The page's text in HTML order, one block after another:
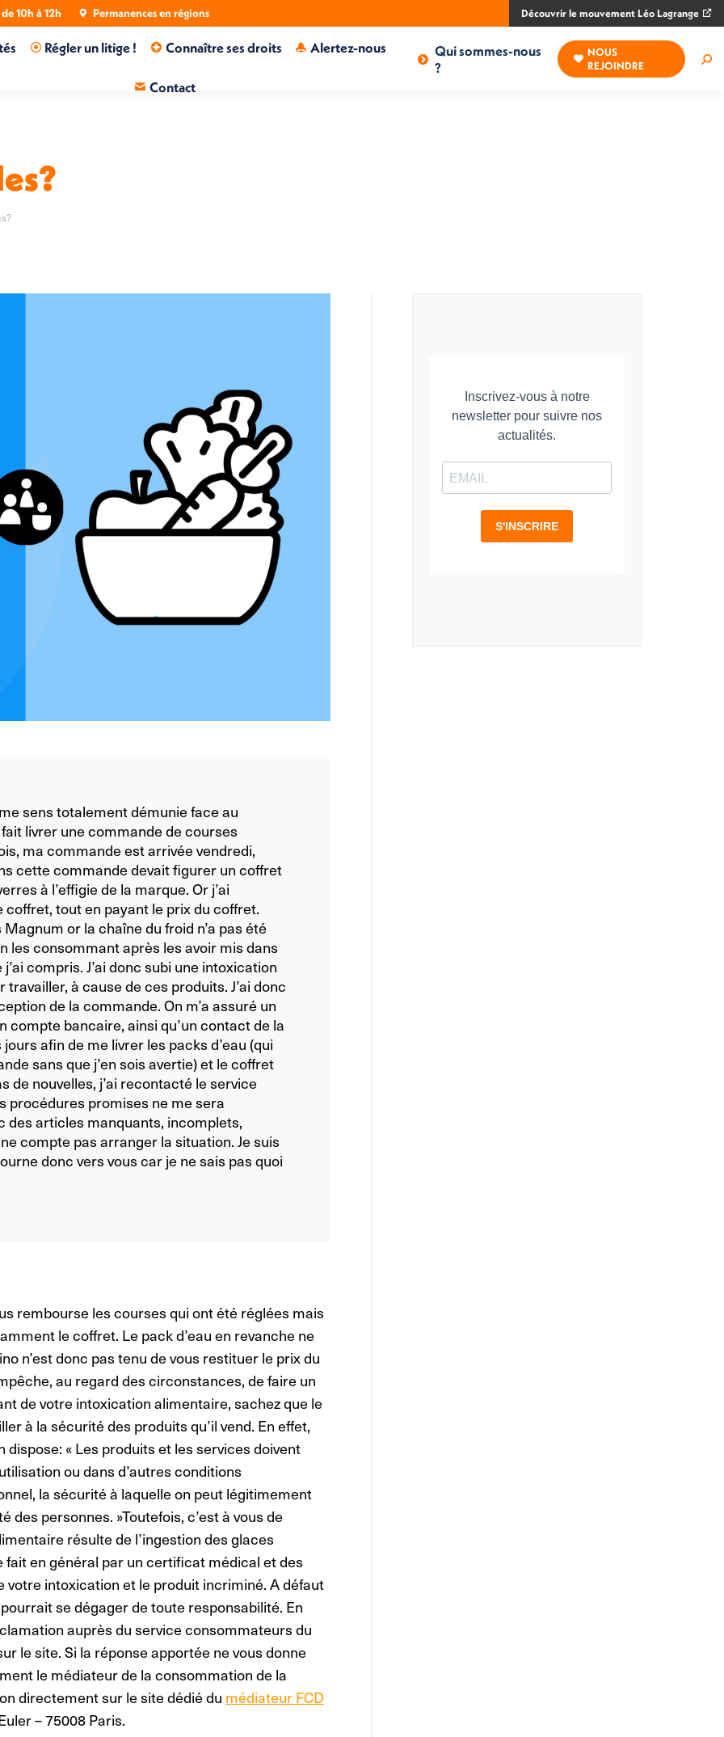
10h à 12h Permanences en régions Découvrir le mouvement Léo Lagrange
Régler un litige ! Connaître ses droits Alertez-nous
Contact
Qui sommes-nous
?
NOUS
REJOINDRE
sens totalement démunie face au
livrer une commande de courses
ma commande est arrivée vendredi,
cette commande devait figurer un coffret
à l’effigie de la marque. Or j’ai
tout en payant le prix du coffret.
or la chaîne du froid n’a pas été
les consommant après les avoir mis dans
compris. J’ai donc subi une intoxication
à cause de ces produits. J’ai donc
de la commande. On m’a assuré un
bancaire, ainsi qu’un contact de la
afin de me livrer les packs d’eau (qui
sans que j’en sois avertie) et le coffret
de nouvelles, j’ai recontacté le service
procédures promises ne me sera
des articles manquants, incomplets,
compte pas arranger la situation. Je suis
donc vers vous car je ne sais pas quoi
rembourse les courses qui ont été réglées mais
le coffret. Le pack d’eau en revanche ne
n’est donc pas tenu de vous restituer le prix du
au regard des circonstances, de faire un
de votre intoxication alimentaire, sachez que le
à la sécurité des produits qu’il vend. En effet,
« Les produits et les services doivent
ou dans d’autres conditions
la sécurité à laquelle on peut légitimement
personnes. »Toutefois, c’est à vous de
résulte de l’ingestion des glaces
en général par un certificat médical et des
intoxication et le produit incriminé. A défaut
se dégager de toute responsabilité. En
auprès du service consommateurs du
le site. Si la réponse apportée ne vous donne
le médiateur de la consommation de la
directement sur le site dédié du médiateur FCD
– 75008 Paris.